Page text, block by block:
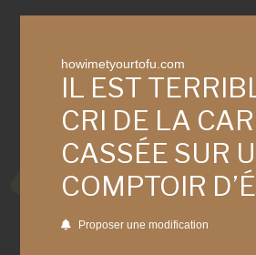
howimetyourtofu.com
IL EST
CRI DE LA
CASSÉE SUR
COMPTOIR
Proposer une modification